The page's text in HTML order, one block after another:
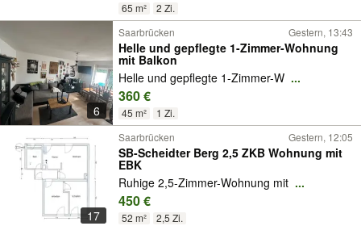
65 m² 2 Zi.
6
Saarbrücken Gestern, 13:43
Helle und gepflegte 1-Zimmer-Wohnung
mit Balkon
Helle und gepflegte 1-Zimmer-W ...
360 €
45 m² 1 Zi.
17
Saarbrücken Gestern, 12:05
SB-Scheidter Berg 2,5 ZKB Wohnung mit
EBK
Ruhige 2,5-Zimmer-Wohnung mit ...
450 €
52 m² 2,5 Zi.